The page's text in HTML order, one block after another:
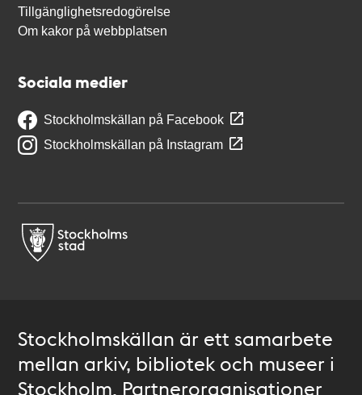
Tillgänglighetsredogörelse
Om kakor på webbplatsen
Sociala medier
Stockholmskällan på Facebook
Stockholmskällan på Instagram
Stockholmskällan är ett samarbete
mellan arkiv, bibliotek och museer i
Stockholm. Partnerorganisationer